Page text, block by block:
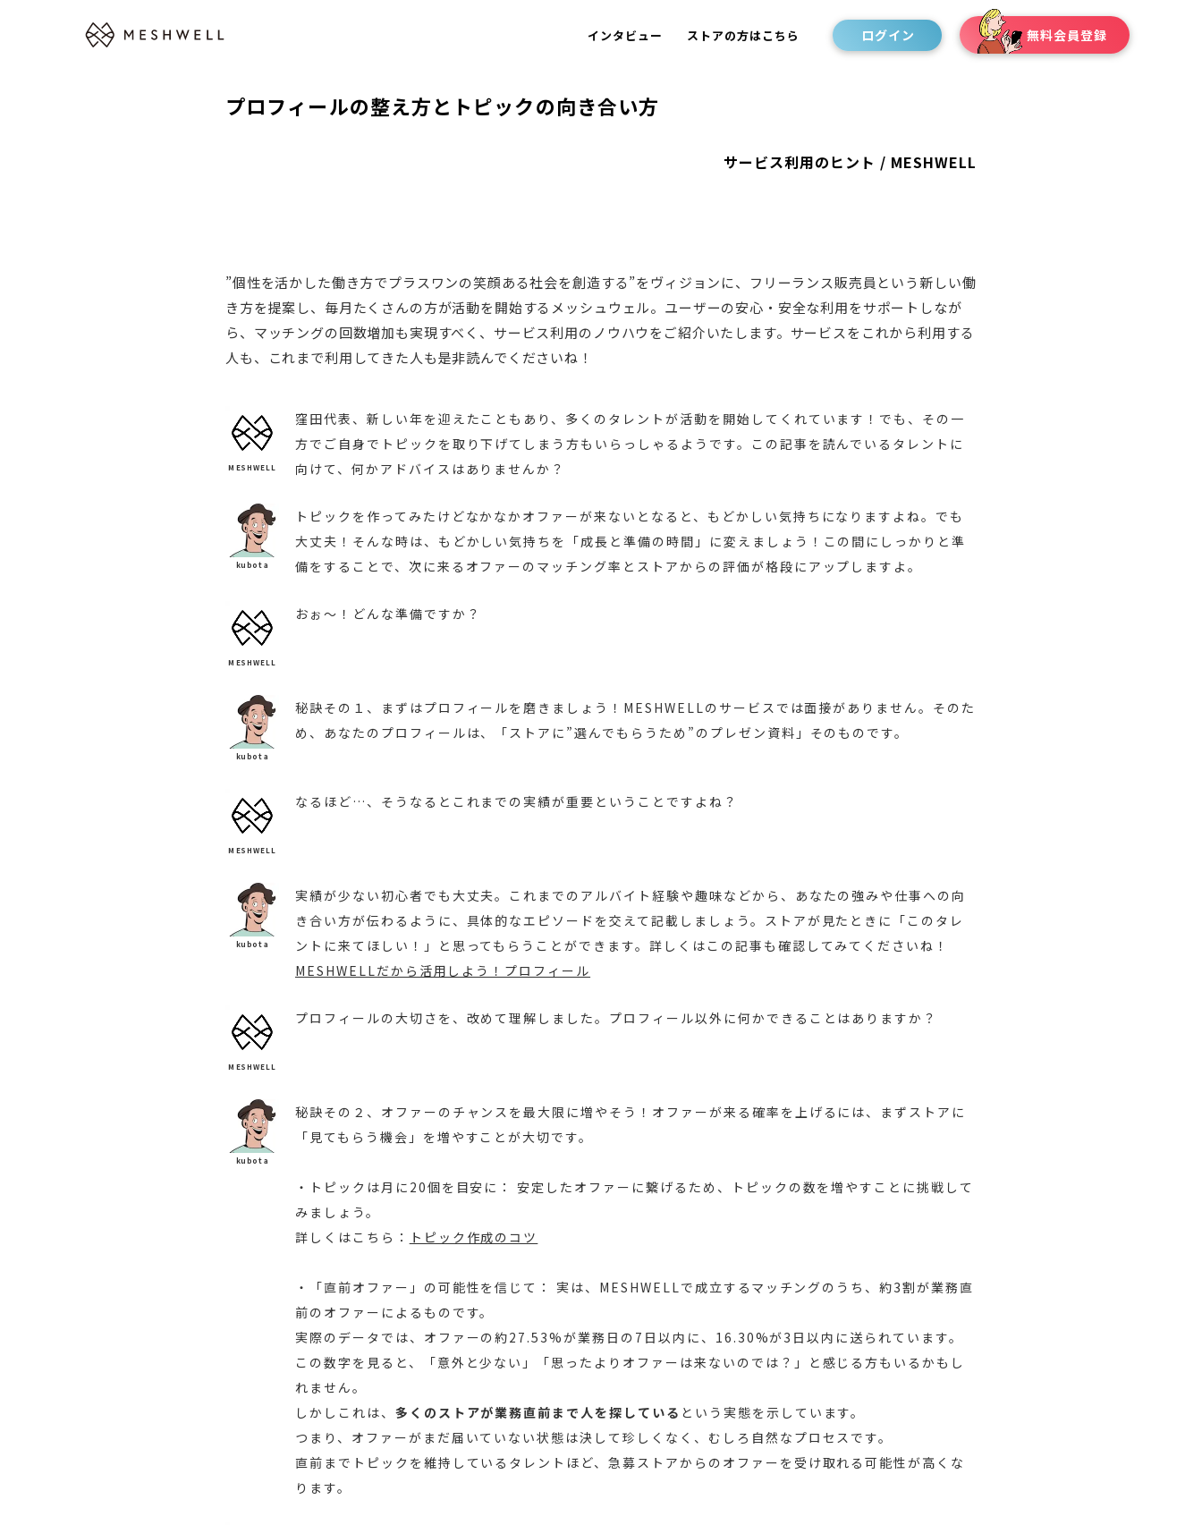
インタビュー ストアの方はこちら ログイン 無料会員登録
プロフィールの整え方とトピックの向き合い方
サービス利用のヒント / MESHWELL
”個性を活かした働き方でプラスワンの笑顔ある社会を創造する”をヴィジョンに、フリーランス販売員という新しい働
き方を提案し、毎月たくさんの方が活動を開始するメッシュウェル。ユーザーの安心・安全な利用をサポートしなが
ら、マッチングの回数増加も実現すべく、サービス利用のノウハウをご紹介いたします。サービスをこれから利用する
人も、これまで利用してきた人も是非読んでくださいね！
MESHWELL
窪田代表、新しい年を迎えたこともあり、多くのタレントが活動を開始してくれています！でも、その一
方でご自身でトピックを取り下げてしまう方もいらっしゃるようです。この記事を読んでいるタレントに
向けて、何かアドバイスはありませんか？
kubota
トピックを作ってみたけどなかなかオファーが来ないとなると、もどかしい気持ちになりますよね。でも
大丈夫！そんな時は、もどかしい気持ちを「成長と準備の時間」に変えましょう！この間にしっかりと準
備をすることで、次に来るオファーのマッチング率とストアからの評価が格段にアップしますよ。
MESHWELL
おぉ～！どんな準備ですか？
kubota
秘訣その１、まずはプロフィールを磨きましょう！MESHWELLのサービスでは面接がありません。そのた
め、あなたのプロフィールは、「ストアに”選んでもらうため”のプレゼン資料」そのものです。
MESHWELL
なるほど…、そうなるとこれまでの実績が重要ということですよね？
kubota
実績が少ない初心者でも大丈夫。これまでのアルバイト経験や趣味などから、あなたの強みや仕事への向
き合い方が伝わるように、具体的なエピソードを交えて記載しましょう。ストアが見たときに「このタレ
ントに来てほしい！」と思ってもらうことができます。詳しくはこの記事も確認してみてくださいね！
MESHWELLだから活用しよう！プロフィール
MESHWELL
プロフィールの大切さを、改めて理解しました。プロフィール以外に何かできることはありますか？
kubota
秘訣その２、オファーのチャンスを最大限に増やそう！オファーが来る確率を上げるには、まずストアに
「見てもらう機会」を増やすことが大切です。
・トピックは月に20個を目安に： 安定したオファーに繋げるため、トピックの数を増やすことに挑戦して
みましょう。
詳しくはこちら： トピック作成のコツ
・「直前オファー」の可能性を信じて： 実は、MESHWELLで成立するマッチングのうち、約3割が業務直
前のオファーによるものです。
実際のデータでは、オファーの約27.53%が業務日の7日以内に、16.30%が3日以内に送られています。
この数字を見ると、「意外と少ない」「思ったよりオファーは来ないのでは？」と感じる方もいるかもし
れません。
しかしこれは、 多くのストアが業務直前まで人を探している という実態を示しています。
つまり、オファーがまだ届いていない状態は決して珍しくなく、むしろ自然なプロセスです。
直前までトピックを維持しているタレントほど、急募ストアからのオファーを受け取れる可能性が高くな
ります。